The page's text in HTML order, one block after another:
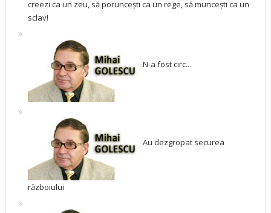
creezi ca un zeu, să poruncești ca un rege, să muncești ca un
sclav!
N-a fost circ...
Au dezgropat securea
războiului